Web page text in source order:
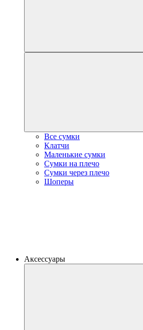
Все сумки
Клатчи
Маленькие сумки
Сумки на плечо
Сумки через плечо
Шоперы
Аксессуары